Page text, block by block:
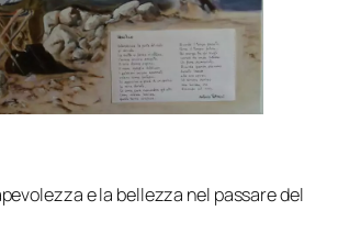
e la bellezza nel passare del